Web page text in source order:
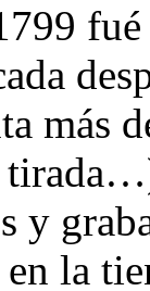
más
y
la